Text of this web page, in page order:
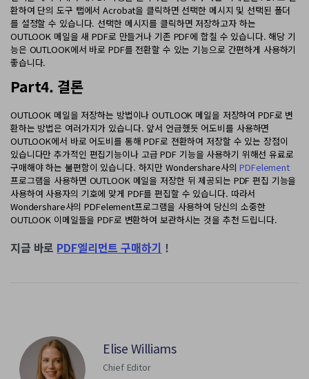
환하여 단의 도구 탭에서 Acrobat을 클릭하면 선택한 메시지 및 선택된 폴더
를 설정할 수 있습니다. 선택한 메시지를 클릭하면 저장하고자 하는
OUTLOOK 메일을 새 PDF로 만들거나 기존 PDF에 합칠 수 있습니다. 해당 기
능은 OUTLOOK에서 바로 PDF를 전환할 수 있는 기능으로 간편하게 사용하기
좋습니다.
Part4. 결론
OUTLOOK 메일을 저장하는 방법이나 OUTLOOK 메일을 저장하여 PDF로 변
환하는 방법은 여러가지가 있습니다. 앞서 언급했듯 어도비를 사용하면
OUTLOOK에서 바로 어도비를 통해 PDF로 젼환하여 저장할 수 있는 장점이
있습니다만 추가적인 편집기능이나 고급 PDF 기능을 사용하기 위해선 유료로
구매해야 하는 불편함이 있습니다. 하지만 Wondershare사의PDFelement
프로그램을 사용하면 OUTLOOK 메일을 저장한 뒤 제공되는 PDF 편집 기능을
사용하여 사용자의 기호에 맞게 PDF를 편집할 수 있습니다. 따라서
Wondershare사의 PDFelement프로그램을 사용하여 당신의 소중한
OUTLOOK 이메일들을 PDF로 변환하여 보관하시는 것을 추천 드립니다.
지금 바로 PDF엘리먼트 구매하기 !
Elise Williams
Chief Editor